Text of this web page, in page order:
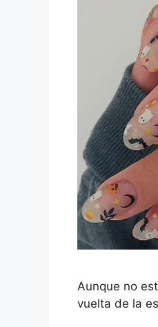
Aunque no
vuelta de la